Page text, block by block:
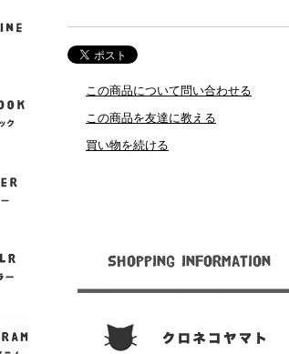
この商品について問い合わせる
この商品を友達に教える
買い物を続ける